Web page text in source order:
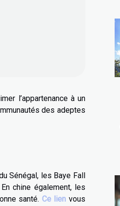
l’appartenance à un
des adeptes
Sénégal, les Baye Fall
chine également, les
santé. Ce lien vous